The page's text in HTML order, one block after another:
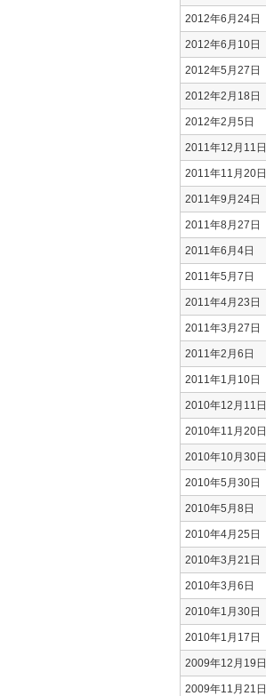
2012年6月24日
2012年6月10日
2012年5月27日
2012年2月18日
2012年2月5日
2011年12月11日
2011年11月20日
2011年9月24日
2011年8月27日
2011年6月4日
2011年5月7日
2011年4月23日
2011年3月27日
2011年2月6日
2011年1月10日
2010年12月11日
2010年11月20日
2010年10月30日
2010年5月30日
2010年5月8日
2010年4月25日
2010年3月21日
2010年3月6日
2010年1月30日
2010年1月17日
2009年12月19日
2009年11月21日